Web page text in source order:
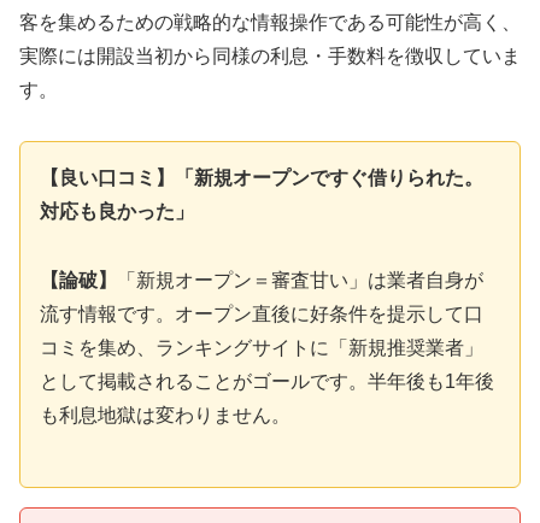
客を集めるための戦略的な情報操作である可能性が高く、
実際には開設当初から同様の利息・手数料を徴収していま
す。
【良い口コミ】「新規オープンですぐ借りられた。
対応も良かった」
【論破】
「新規オープン＝審査甘い」は業者自身が
流す情報です。オープン直後に好条件を提示して口
コミを集め、ランキングサイトに「新規推奨業者」
として掲載されることがゴールです。半年後も1年後
も利息地獄は変わりません。